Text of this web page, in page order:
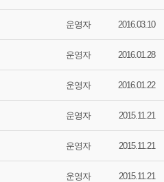
운영자 2016.03.10
운영자 2016.01.28
운영자 2016.01.22
운영자 2015.11.21
운영자 2015.11.21
운영자 2015.11.21